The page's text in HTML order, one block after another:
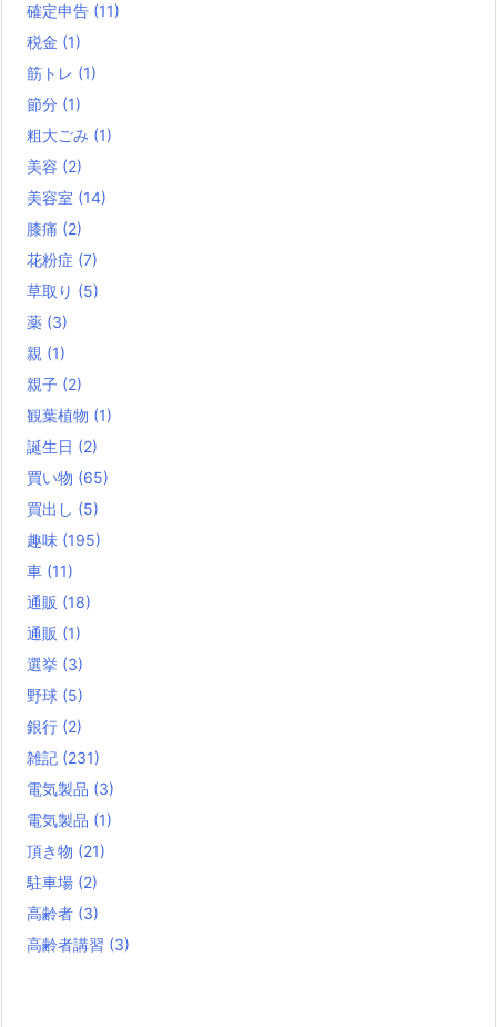
確定申告 (11)
税金 (1)
筋トレ (1)
節分 (1)
粗大ごみ (1)
美容 (2)
美容室 (14)
膝痛 (2)
花粉症 (7)
草取り (5)
薬 (3)
親 (1)
親子 (2)
観葉植物 (1)
誕生日 (2)
買い物 (65)
買出し (5)
趣味 (195)
車 (11)
通販 (18)
通販 (1)
選挙 (3)
野球 (5)
銀行 (2)
雑記 (231)
電気製品 (3)
電気製品 (1)
頂き物 (21)
駐車場 (2)
高齢者 (3)
高齢者講習 (3)